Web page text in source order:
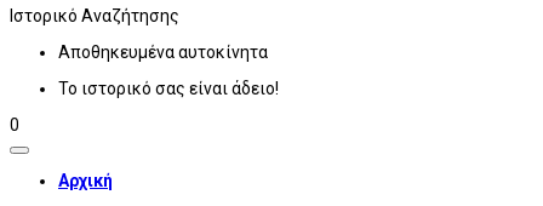
Ιστορικό Αναζήτησης
Αποθηκευμένα αυτοκίνητα
Το ιστορικό σας είναι άδειο!
0
Αρχική